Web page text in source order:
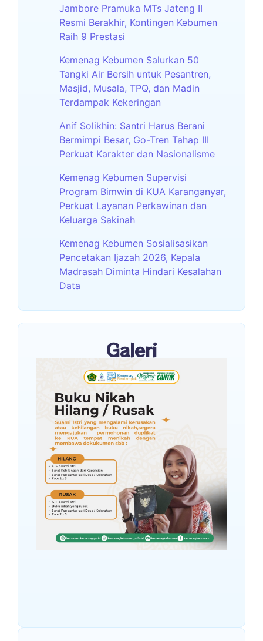
Jambore Pramuka MTs Jateng II
Resmi Berakhir, Kontingen Kebumen
Raih 9 Prestasi
Kemenag Kebumen Salurkan 50
Tangki Air Bersih untuk Pesantren,
Masjid, Musala, TPQ, dan Madin
Terdampak Kekeringan
Anif Solikhin: Santri Harus Berani
Bermimpi Besar, Go-Tren Tahap III
Perkuat Karakter dan Nasionalisme
Kemenag Kebumen Supervisi
Program Bimwin di KUA Karanganyar,
Perkuat Layanan Perkawinan dan
Keluarga Sakinah
Kemenag Kebumen Sosialisasikan
Pencetakan Ijazah 2026, Kepala
Madrasah Diminta Hindari Kesalahan
Data
Galeri